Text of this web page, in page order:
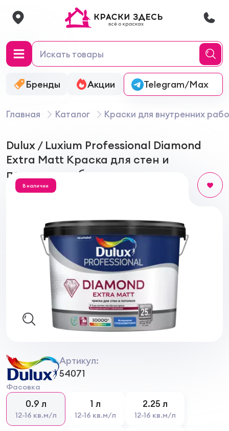
Бренды Акции Онлайн-колеровка
Telegram/Max
Главная Каталог Краски для внутренних
Dulux / Luxium Professional Diamond
Extra Matt Краска для стен и
потолков глубокоматовая
В наличии
Артикул:
54071
Фасовка
0.9 л
12-16 кв.м/л
1 л
12-16 кв.м/л
2.25 л
12-16 кв.м/л